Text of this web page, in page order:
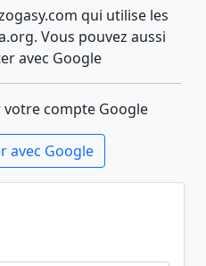
qui utilise les
Vous pouvez aussi
avec Google
compte Google
avec Google